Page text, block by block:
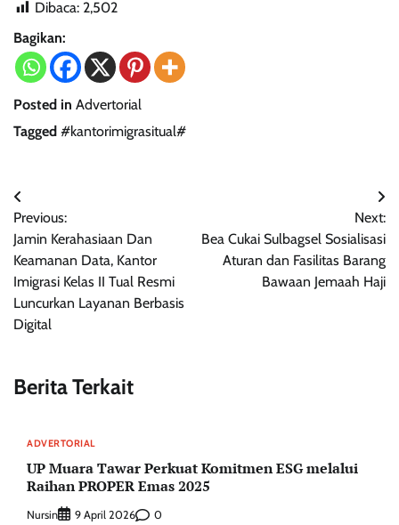
Dibaca: 2,502
Bagikan:
Posted in Advertorial
Tagged #kantorimigrasitual#
Navigasi
pos
Previous:
Jamin Kerahasiaan Dan
Keamanan Data, Kantor
Imigrasi Kelas II Tual Resmi
Luncurkan Layanan Berbasis
Digital
Next:
Bea Cukai Sulbagsel Sosialisasi
Aturan dan Fasilitas Barang
Bawaan Jemaah Haji
Berita Terkait
ADVERTORIAL
UP Muara Tawar Perkuat Komitmen ESG melalui
Raihan PROPER Emas 2025
Nursin 9 April 2026 0